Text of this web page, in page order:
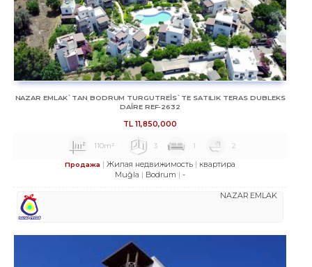
NAZAR EMLAK`TAN BODRUM TURGUTREİS`TE SATILIK TERAS DUBLEKS
DAİRE REF-2632
TL 11,850,000
110m² 3 1 2
Продажа Жилая недвижимость
квартира
Muğla
Bodrum -
NAZAR EMLAK